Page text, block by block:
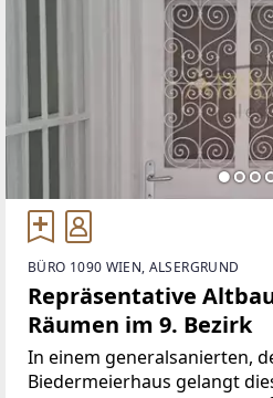
BÜRO 1090 WIEN, ALSERGRUND
Repräsentative
Räumen im 9. Bezirk
In einem generalsanierten,
Biedermeierhaus gelangt